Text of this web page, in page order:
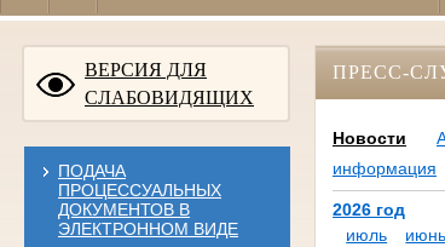
ВЕРСИЯ ДЛЯ
СЛАБОВИДЯЩИХ
ПОДАЧА
ПРОЦЕССУАЛЬНЫХ
ДОКУМЕНТОВ В
ЭЛЕКТРОННОМ ВИДЕ
ПРЕСС-
Новости
информация
2026 год
июль
июнь